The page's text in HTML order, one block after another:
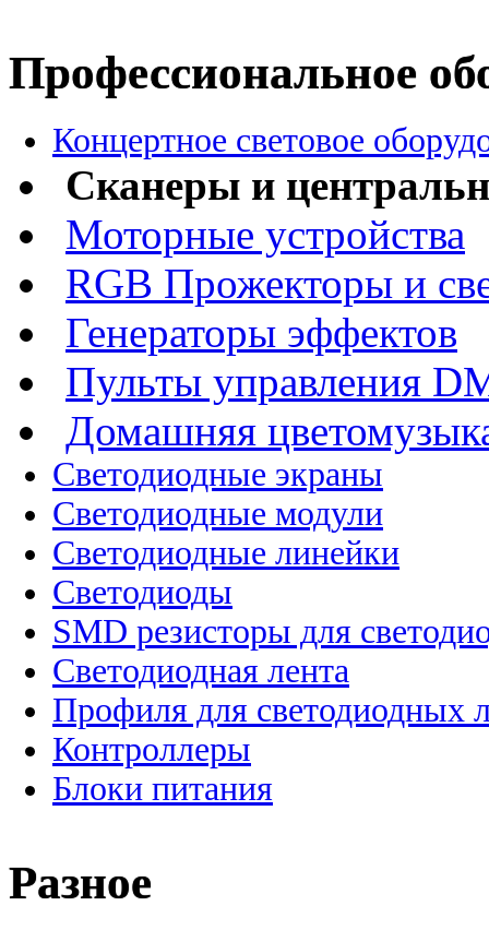
Профессиональное
Концертное световое
Сканеры и
Моторные устройства
RGB Прожекторы и
Генераторы эффектов
Пульты управления
Домашняя
Cветодиодные экраны
Светодиодные модули
Светодиодные линейки
Светодиоды
SMD резисторы для
Светодиодная лента
Профиля для светодиодных
Контроллеры
Блоки питания
Разное